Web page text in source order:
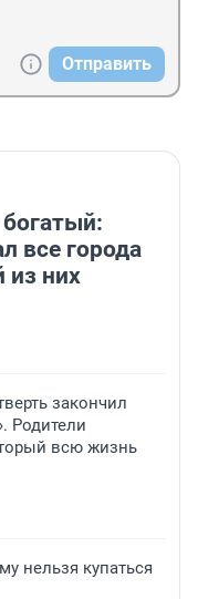
Отправить
все города
из них
закончил
Родители
всю жизнь
нельзя купаться